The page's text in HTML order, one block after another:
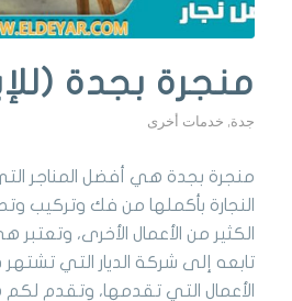
منجرة بجدة
جدة, خدمات أخرى
منجرة بجدة هي أفضل المناجر
النجارة بأكملها من فك وتركيب
الكثير من الأعمال الأخرى،
تابعه إلى شركة الديار التي
الأعمال التي تقدمها، وتقدم